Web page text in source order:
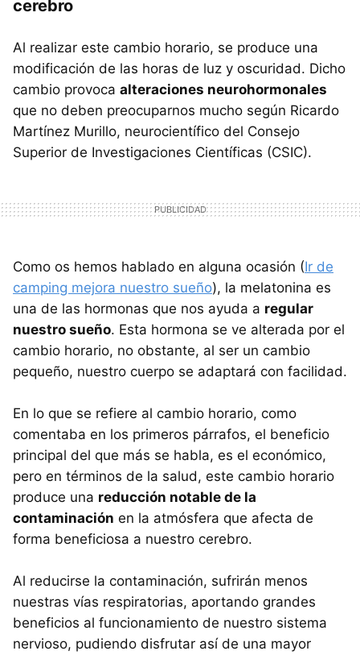
cerebro
Al realizar este cambio horario, se produce una
modificación de las horas de luz y oscuridad. Dicho
cambio provoca alteraciones neurohormonales
que no deben preocuparnos mucho según Ricardo
Martínez Murillo, neurocientífico del Consejo
Superior de Investigaciones Científicas (CSIC).
Como os hemos hablado en alguna ocasión (Ir de
camping mejora nuestro sueño), la melatonina es
una de las hormonas que nos ayuda a regular
nuestro sueño. Esta hormona se ve alterada por el
cambio horario, no obstante, al ser un cambio
pequeño, nuestro cuerpo se adaptará con facilidad.
En lo que se refiere al cambio horario, como
comentaba en los primeros párrafos, el beneficio
principal del que más se habla, es el económico,
pero en términos de la salud, este cambio horario
produce una reducción notable de la
contaminación en la atmósfera que afecta de
forma beneficiosa a nuestro cerebro.
Al reducirse la contaminación, sufrirán menos
nuestras vías respiratorias, aportando grandes
beneficios al funcionamiento de nuestro sistema
nervioso, pudiendo disfrutar así de una mayor